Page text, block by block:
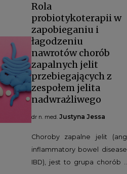
Rola
probiotykoterapii w
zapobieganiu i
łagodzeniu
nawrotów chorób
zapalnych jelit
przebiegających z
zespołem jelita
nadwrażliwego
dr n. med. Justyna Jessa
Choroby zapalne jelit (ang.
inflammatory bowel disease,
IBD), jest to grupa chorób o